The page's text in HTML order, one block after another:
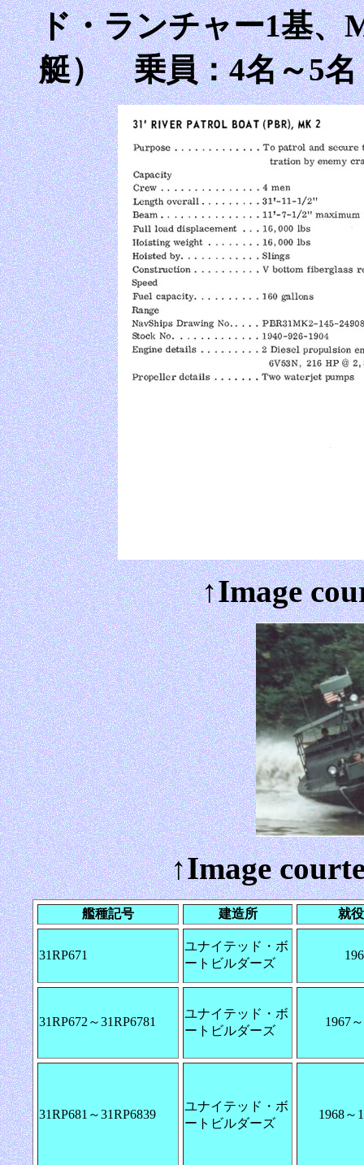
ド・ランチャー1基、
艇） 乗員：4名～5名
↑Image
↑Image
艦種記号 建造所 就
31RP671
ユナイテッド・ボ
ートビルダーズ
31RP672～31RP6781
ユナイテッド・ボ
ートビルダーズ
1967
31RP681～31RP6839
ユナイテッド・ボ
ートビルダーズ
1968～